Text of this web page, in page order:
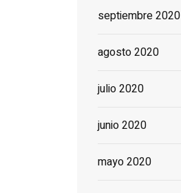
septiembre 2020
agosto 2020
julio 2020
junio 2020
mayo 2020